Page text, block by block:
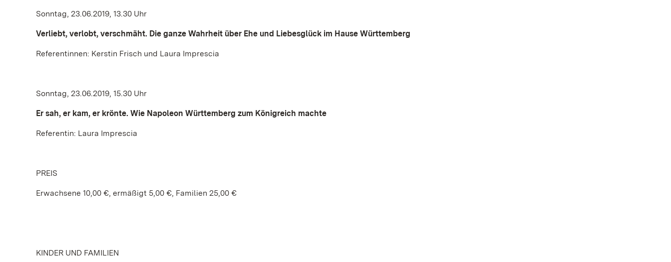
Sonntag, 23.06.2019, 13.30 Uhr
Verliebt, verlobt, verschmäht. Die ganze Wahrheit über Ehe und Liebesglück im Hause Württemberg
Referentinnen: Kerstin Frisch und Laura Imprescia
Sonntag, 23.06.2019, 15.30 Uhr
Er sah, er kam, er krönte. Wie Napoleon Württemberg zum Königreich machte
Referentin: Laura Imprescia
PREIS
Erwachsene 10,00 €, ermäßigt 5,00 €, Familien 25,00 €
KINDER UND FAMILIEN